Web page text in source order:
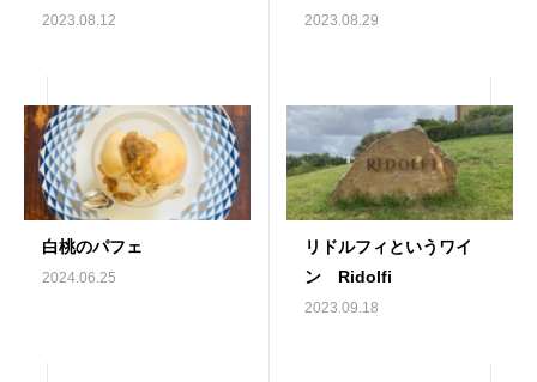
2023.08.12 2023.08.29
白桃のパフェ
2024.06.25
リドルフィというワイ
ン Ridolfi
2023.09.18